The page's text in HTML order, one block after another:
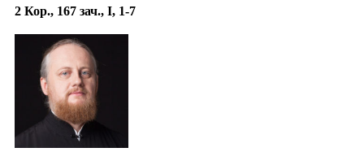
2 Кор., 167 зач., I, 1-7